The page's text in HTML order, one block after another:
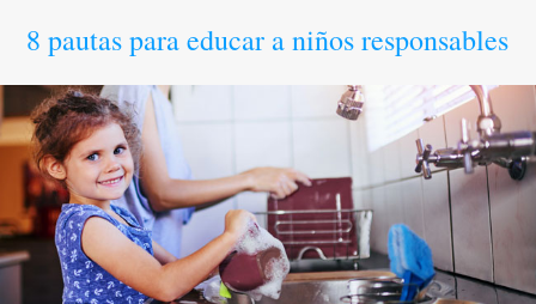
8 pautas para educar a niños responsables